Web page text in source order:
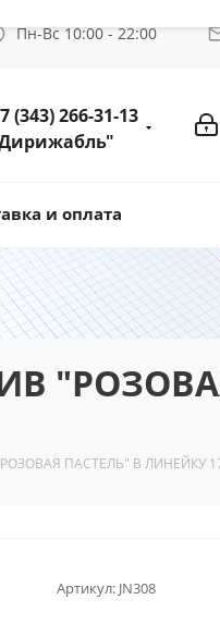
Пн-Вс 10:00 - 22:00
(343) 266-31-13
и оплата
ПАСТЕЛЬ" В ЛИНЕЙКУ
Артикул: JN308